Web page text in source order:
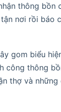
thông bồn
nơi rồi báo
gom biểu
công thông
thợ và